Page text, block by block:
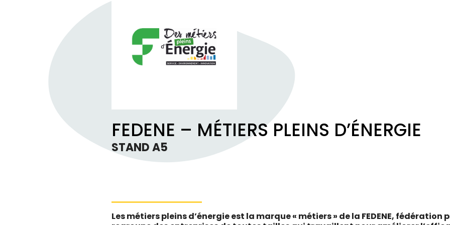
FEDENE – MÉTIERS PLEINS D’ÉNERGIE
STAND A5
Les métiers pleins d’énergie est la marque « métiers » de la FEDENE, fédération